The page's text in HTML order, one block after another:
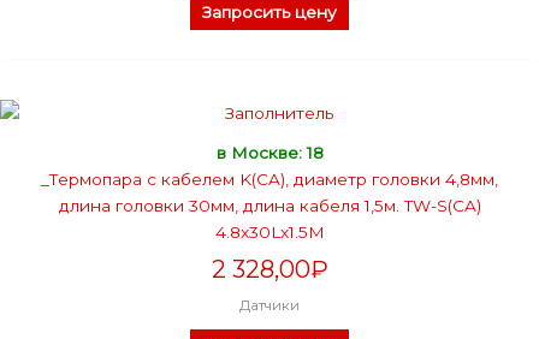
Запросить цену
в Москве: 18
_Термопара с кабелем K(CA), диаметр головки 4,8мм,
длина головки 30мм, длина кабеля 1,5м. TW-S(CA)
4.8x30Lx1.5M
2 328,00₽
Датчики